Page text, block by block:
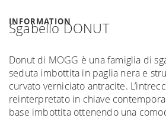
INFORMATION
Sgabello DONUT
Donut di MOGG è una famiglia di
seduta imbottita in paglia nera e
curvato verniciato antracite.
reinterpretato in chiave
base imbottita ottenendo una